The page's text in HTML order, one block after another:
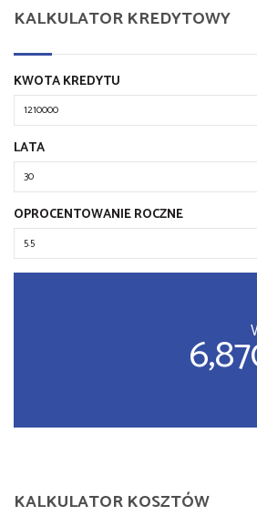
KALKULATOR KREDYTOWY
KWOTA KREDYTU
LATA
OPROCENTOWANIE ROCZNE
KALKULATOR KOSZTÓW